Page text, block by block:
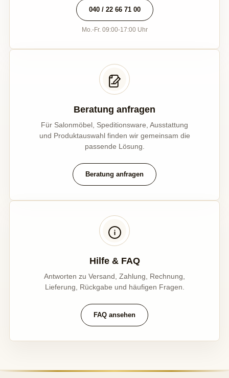
040 / 22 66 71 00
Mo.-Fr. 09:00-17:00 Uhr
Beratung anfragen
Für Salonmöbel, Speditionsware, Ausstattung
und Produktauswahl finden wir gemeinsam die
passende Lösung.
Beratung anfragen
Hilfe & FAQ
Antworten zu Versand, Zahlung, Rechnung,
Lieferung, Rückgabe und häufigen Fragen.
FAQ ansehen